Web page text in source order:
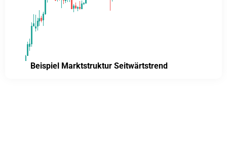
Beispiel Marktstruktur Seitwärtstrend